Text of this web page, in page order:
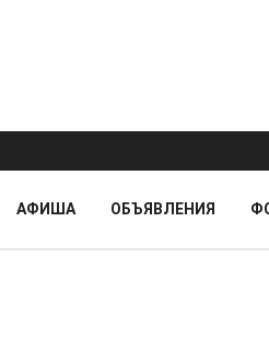
АФИША ОБЪЯВЛЕНИЯ